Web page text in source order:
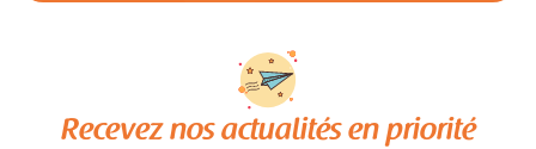
Recevez nos actualités en priorité